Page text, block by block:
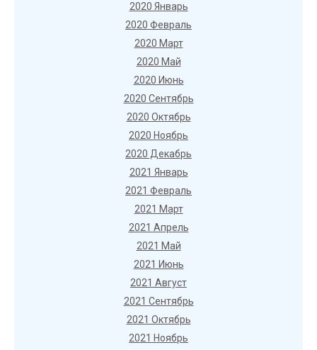
2020 Январь
2020 Февраль
2020 Март
2020 Май
2020 Июнь
2020 Сентябрь
2020 Октябрь
2020 Ноябрь
2020 Декабрь
2021 Январь
2021 Февраль
2021 Март
2021 Апрель
2021 Май
2021 Июнь
2021 Август
2021 Сентябрь
2021 Октябрь
2021 Ноябрь